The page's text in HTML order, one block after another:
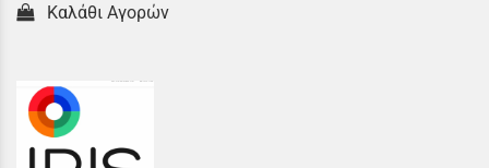
Καλάθι Αγορών